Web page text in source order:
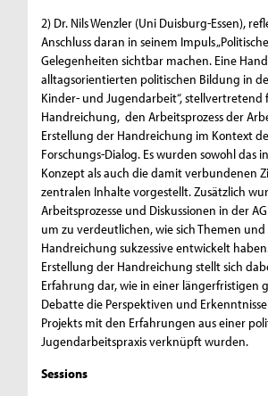
2) Dr. Nils Wenzler (Uni Duisburg-Essen),
Anschluss daran in seinem Impuls
Gelegenheiten sichtbar machen. Eine
alltagsorientierten politischen Bildung in
Kinder- und Jugendarbeit“, stellvertretend
Handreichung, den Arbeitsprozess der
Erstellung der Handreichung im Kontext
Forschungs-Dialog. Es wurden sowohl das
Konzept als auch die damit verbundenen
zentralen Inhalte vorgestellt. Zusätzlich
Arbeitsprozesse und Diskussionen in der
um zu verdeutlichen, wie sich Themen
Handreichung sukzessive entwickelt
Erstellung der Handreichung stellt sich
Erfahrung dar, wie in einer längerfristigen
Debatte die Perspektiven und
Projekts mit den Erfahrungen aus einer
Jugendarbeitspraxis verknüpft wurden.
Sessions